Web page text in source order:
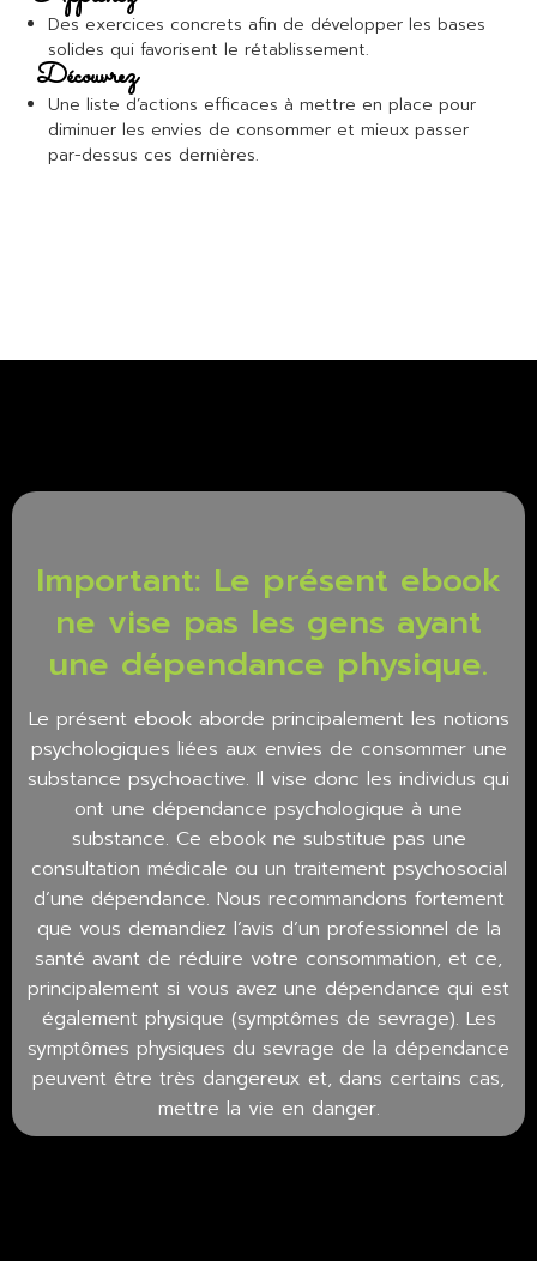
Des exercices concrets afin de développer les bases
solides qui favorisent le rétablissement.
Découvrez
Une liste d’actions efficaces à mettre en place pour
diminuer les envies de consommer et mieux passer
par-dessus ces dernières.
Important: Le présent ebook
ne vise pas les gens ayant
une dépendance physique.
Le présent ebook aborde principalement les notions
psychologiques liées aux envies de consommer une
substance psychoactive. Il vise donc les individus qui
ont une dépendance psychologique à une
substance. Ce ebook ne substitue pas une
consultation médicale ou un traitement psychosocial
d’une dépendance. Nous recommandons fortement
que vous demandiez l’avis d’un professionnel de la
santé avant de réduire votre consommation, et ce,
principalement si vous avez une dépendance qui est
également physique (symptômes de sevrage). Les
symptômes physiques du sevrage de la dépendance
peuvent être très dangereux et, dans certains cas,
mettre la vie en danger.